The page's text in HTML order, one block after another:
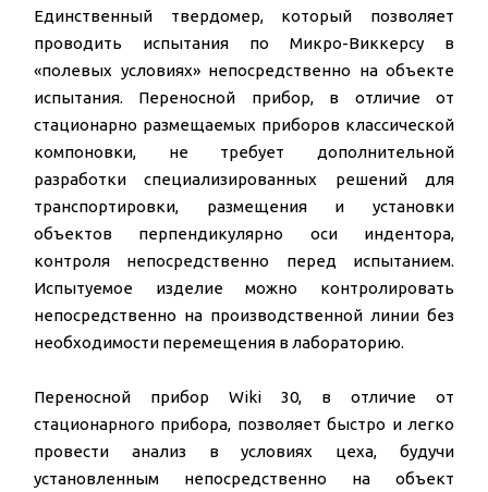
Единственный твердомер, который позволяет
проводить испытания по Микро-Виккерсу в
«полевых условиях» непосредственно на объекте
испытания. Переносной прибор, в отличие от
стационарно размещаемых приборов классической
компоновки, не требует дополнительной
разработки специализированных решений для
транспортировки, размещения и установки
объектов перпендикулярно оси индентора,
контроля непосредственно перед испытанием.
Испытуемое изделие можно контролировать
непосредственно на производственной линии без
необходимости перемещения в лабораторию.
Переносной прибор Wiki 30, в отличие от
стационарного прибора, позволяет быстро и легко
провести анализ в условиях цеха, будучи
установленным непосредственно на объект